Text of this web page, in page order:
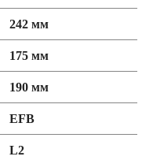
242 мм
175 мм
190 мм
EFB
L2